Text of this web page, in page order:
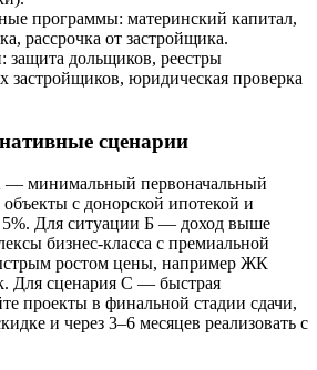
программы: материнский капитал,
рассрочка от застройщика.
защита дольщиков, реестры
застройщиков, юридическая проверка
сценарии
— минимальный первоначальный
объекты с донорской ипотекой и
5%. Для ситуации Б — доход выше
бизнес-класса с премиальной
ростом цены, например ЖК
Для сценария С — быстрая
проекты в финальной стадии сдачи,
и через 3–6 месяцев реализовать с